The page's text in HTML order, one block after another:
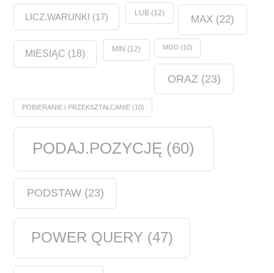
LICZ.WARUNKI (17) LUB(12)
MAX(22)
MIESIĄC (18) MIN (12) MOD(10)
ORAZ (23)
POBIERANIE I PRZEKSZTAŁCANIE(10)
PODAJ.POZYCJĘ (60)
PODSTAW(23)
POWER QUERY (47)